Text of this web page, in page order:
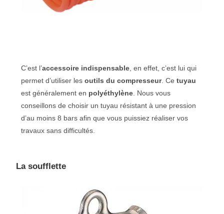
C’est l’accessoire indispensable , en effet, c’est lui qui
permet d’utiliser lesoutils du compresseur. Cetuyau
est généralement en polyéthylène . Nous vous
conseillons de choisir un tuyau résistant à une pression
d’au moins 8 bars afin que vous puissiez réaliser vos
travaux sans difficultés.
La soufflette